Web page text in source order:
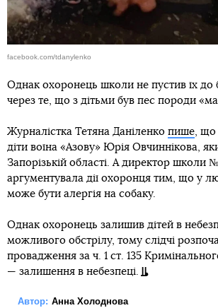
facebook.com/tdanylenko
Однак охоронець школи не пустив їх
через те, що з дітьми був пес породи
Журналістка Тетяна Даніленко пише ,
діти воїна «Азову» Юрія Овчиннікова,
Запорізькій області. А директор школи
аргументувала дії охоронця тим, що у
може бути алергія на собаку.
Однак охоронець залишив дітей в
можливого обстрілу, тому слідчі
провадження за ч. 1 ст. 135
— залишення в небезпеці.
Автор: Анна Холоднова